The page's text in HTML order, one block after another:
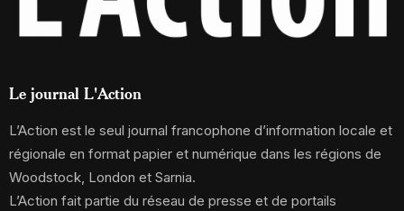
Le journal L'Action
L’Action est le seul journal francophone d’information locale et
régionale en format papier et numérique dans les régions de
Woodstock, London et Sarnia.
L’Action fait partie du réseau de presse et de portails